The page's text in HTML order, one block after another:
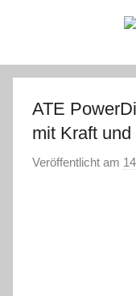
123.de
ATE
mit Kraft
Veröffentlicht am